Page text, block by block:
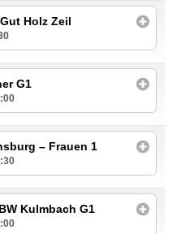
Holz Zeil
G1
– Frauen 1
Kulmbach G1